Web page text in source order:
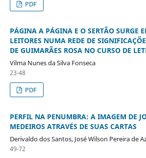
PDF
PÁGINA A PÁGINA E O SERTÃO SURGE
LEITORES NUMA REDE DE
DE GUIMARÃES ROSA NO CURSO DE
Vilma Nunes da Silva Fonseca
23-48
PDF
PERFIL NA PENUMBRA: A IMAGEM DE
MEDEIROS ATRAVÉS DE SUAS CARTAS
Derivaldo dos Santos, José Wilson Pereira de
49-72